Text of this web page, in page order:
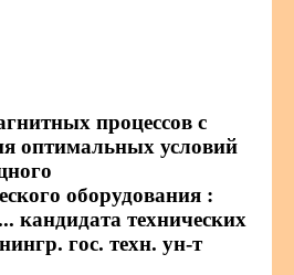
процессов с
оптимальных условий
оборудования :
кандидата технических
гос. техн. ун-т